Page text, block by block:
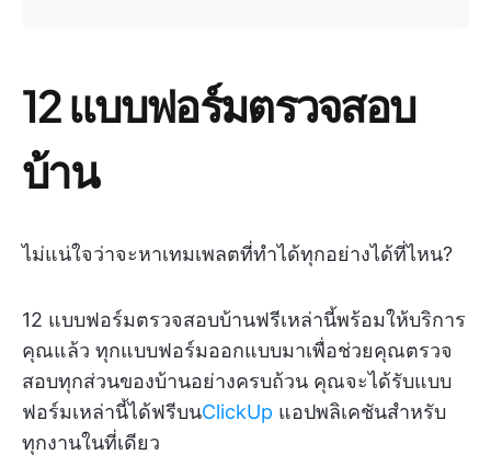
12 แบบฟอร์มตรวจสอบ
บ้าน
ไม่แน่ใจว่าจะหาเทมเพลตที่ทำได้ทุกอย่างได้ที่ไหน?
12 แบบฟอร์มตรวจสอบบ้านฟรีเหล่านี้พร้อมให้บริการ
คุณแล้ว ทุกแบบฟอร์มออกแบบมาเพื่อช่วยคุณตรวจ
สอบทุกส่วนของบ้านอย่างครบถ้วน คุณจะได้รับแบบ
ฟอร์มเหล่านี้ได้ฟรีบนClickUp แอปพลิเคชันสำหรับ
ทุกงานในที่เดียว